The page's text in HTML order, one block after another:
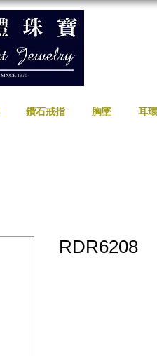
鑽石戒指 胸墜 耳環
RDR6208